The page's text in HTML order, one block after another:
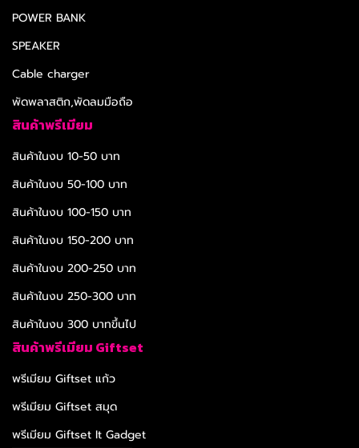
POWER BANK
SPEAKER
Cable charger
พัดพลาสติก,พัดลมมือถือ
สินค้าพรีเมียม
สินค้าในงบ 10-50 บาท
สินค้าในงบ 50-100 บาท
สินค้าในงบ 100-150 บาท
สินค้าในงบ 150-200 บาท
สินค้าในงบ 200-250 บาท
สินค้าในงบ 250-300 บาท
สินค้าในงบ 300 บาทขึ้นไป
สินค้าพรีเมียม Giftset
พรีเมียม Giftset แก้ว
พรีเมียม Giftset สมุด
พรีเมียม Giftset It Gadget